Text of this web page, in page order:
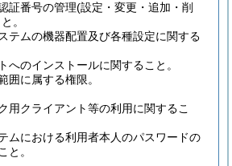
証番号の管理(設定・変更・追加・削
。
テムの機器配置及び各種設定に関する
へのインストールに関すること。
囲に属する権限。
用クライアント等の利用に関するこ
ムにおける利用者本人のパスワードの
と。